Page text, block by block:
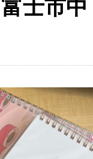
士市中